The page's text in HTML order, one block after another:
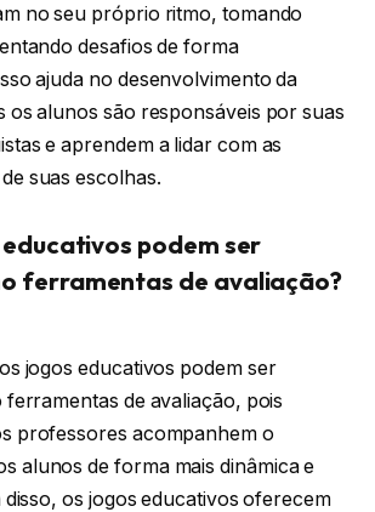
no seu próprio ritmo, tomando
desafios de forma
ajuda no desenvolvimento da
os alunos são responsáveis por suas
e aprendem a lidar com as
suas escolhas.
educativos podem ser
ferramentas de avaliação?
jogos educativos podem ser
ferramentas de avaliação, pois
professores acompanhem o
alunos de forma mais dinâmica e
os jogos educativos oferecem